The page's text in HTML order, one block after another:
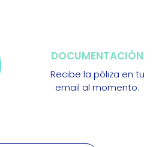
DOCUMENTACIÓN
Recibe la póliza en tu
email al momento.